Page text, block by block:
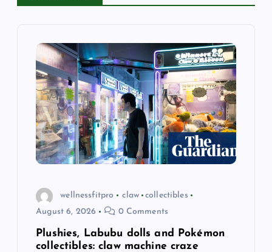
wellnessfitpro claw
collectibles
August 6, 2026
0 Comments
Plushies, Labubu dolls and Pokémon
collectibles: claw machine craze